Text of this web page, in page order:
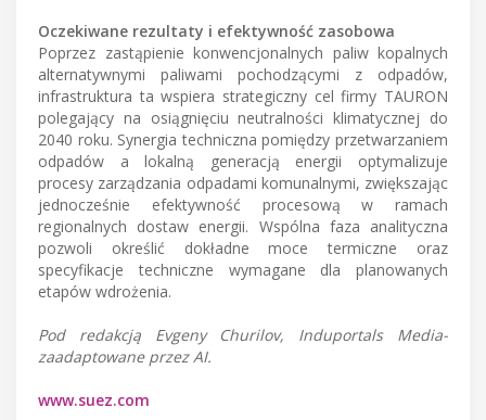
Oczekiwane rezultaty i efektywność zasobowa
Poprzez zastąpienie konwencjonalnych paliw kopalnych
alternatywnymi paliwami pochodzącymi z odpadów,
infrastruktura ta wspiera strategiczny cel firmy TAURON
polegający na osiągnięciu neutralności klimatycznej do
2040 roku. Synergia techniczna pomiędzy przetwarzaniem
odpadów a lokalną generacją energii optymalizuje
procesy zarządzania odpadami komunalnymi, zwiększając
jednocześnie efektywność procesową w ramach
regionalnych dostaw energii. Wspólna faza analityczna
pozwoli określić dokładne moce termiczne oraz
specyfikacje techniczne wymagane dla planowanych
etapów wdrożenia.
Pod redakcją Evgeny Churilov, Induportals Media-
zaadaptowane przez AI.
www.suez.com